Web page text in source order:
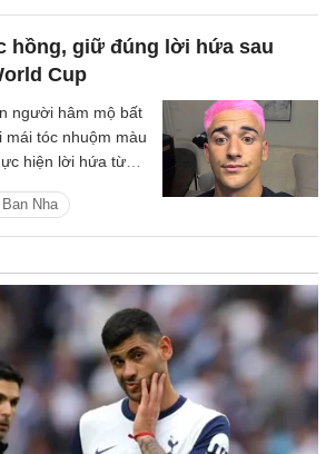
hồng, giữ đúng lời hứa sau
Cup
Nha
người hâm mộ bất
mái tóc nhuộm màu
hiện lời hứa từng